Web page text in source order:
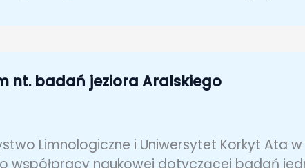
nt. badań jeziora Aralskiego
Limnologiczne i Uniwersytet Korkyt Ata
współpracy naukowej dotyczącej badań